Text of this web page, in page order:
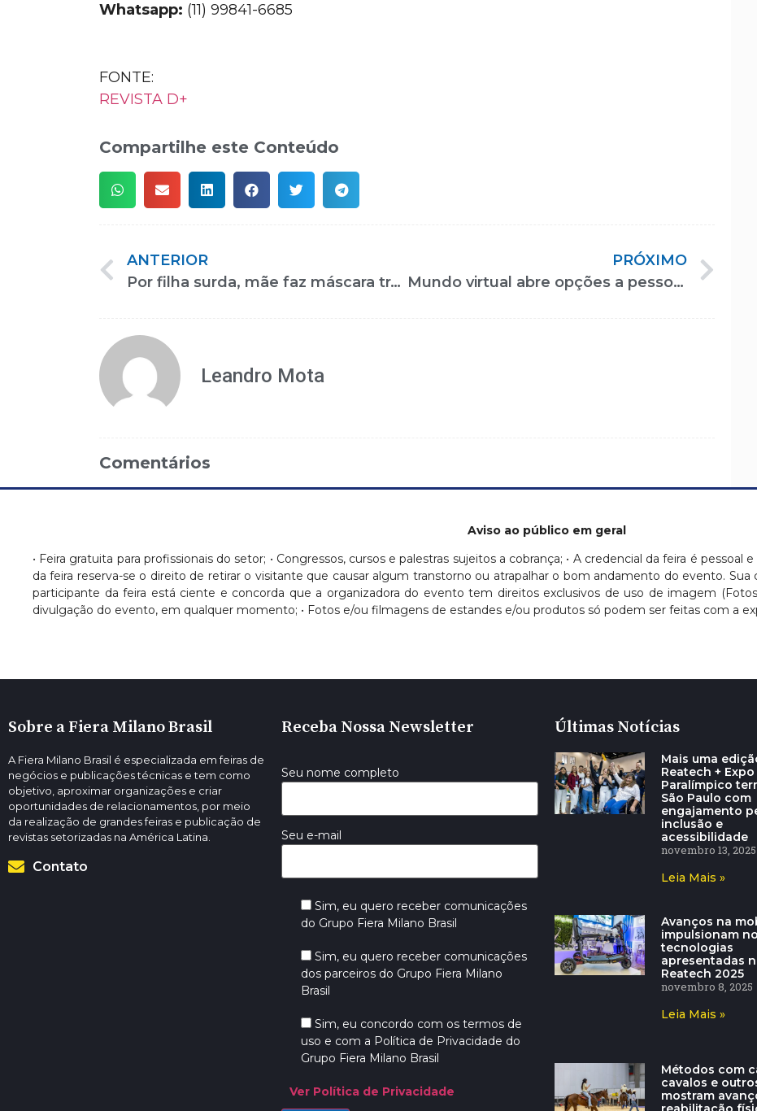
Whatsapp: (11) 99841-6685
FONTE:
REVISTA D+
Compartilhe este Conteúdo
ANTERIOR
Por filha surda, mãe faz máscara transparente: “Acharam que era pelo batom”
PRÓXIMO
Mundo virtual abre opções a pessoas com deficiência
Leandro Mota
Comentários
Aviso ao público em geral
• Feira gratuita para profissionais do setor; • Congressos, cursos e palestras sujeitos a cobrança; • A credencial da feira é
da feira reserva-se o direito de retirar o visitante que causar algum transtorno ou atrapalhar o bom andamento do evento. Sua
participante da feira está ciente e concorda que a organizadora do evento tem direitos exclusivos de uso de imagem
divulgação do evento, em qualquer momento; • Fotos e/ou filmagens de estandes e/ou produtos só podem ser feitas com a
Sobre a Fiera Milano Brasil
A Fiera Milano Brasil é especializada em feiras de
negócios e publicações técnicas e tem como
objetivo, aproximar organizações e criar
oportunidades de relacionamentos, por meio
da realização de grandes feiras e publicação de
revistas setorizadas na América Latina.
Contato
Receba Nossa Newsletter
Seu nome completo
Seu e-mail
Sim, eu quero receber comunicações
do Grupo Fiera Milano Brasil
Sim, eu quero receber comunicações
dos parceiros do Grupo Fiera Milano
Brasil
Sim, eu concordo com os termos de
uso e com a Política de Privacidade do
Grupo Fiera Milano Brasil
Ver Política de Privacidade
Últimas Notícias
Mais uma
Reatech + Expo
Paralímpico
São Paulo com
engajamento
inclusão e
acessibilidade
novembro 13, 2025
Leia Mais »
Avanços na
impulsionam
tecnologias
apresentadas
Reatech 2025
novembro 8, 2025
Leia Mais »
Métodos com
cavalos e
mostram